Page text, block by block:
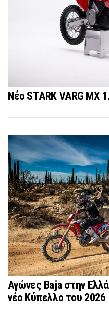
Νέo STARK VARG MX
Αγώνες Baja στην
νέο Κύπελλο του 2026